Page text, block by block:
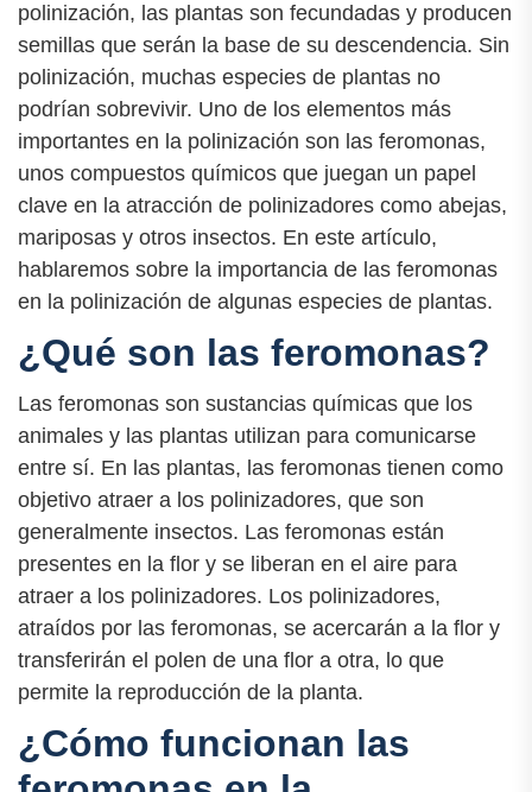
polinización, las plantas son fecundadas y producen
semillas que serán la base de su descendencia. Sin
polinización, muchas especies de plantas no
podrían sobrevivir. Uno de los elementos más
importantes en la polinización son las feromonas,
unos compuestos químicos que juegan un papel
clave en la atracción de polinizadores como abejas,
mariposas y otros insectos. En este artículo,
hablaremos sobre la importancia de las feromonas
en la polinización de algunas especies de plantas.
¿Qué son las feromonas?
Las feromonas son sustancias químicas que los
animales y las plantas utilizan para comunicarse
entre sí. En las plantas, las feromonas tienen como
objetivo atraer a los polinizadores, que son
generalmente insectos. Las feromonas están
presentes en la flor y se liberan en el aire para
atraer a los polinizadores. Los polinizadores,
atraídos por las feromonas, se acercarán a la flor y
transferirán el polen de una flor a otra, lo que
permite la reproducción de la planta.
¿Cómo funcionan las